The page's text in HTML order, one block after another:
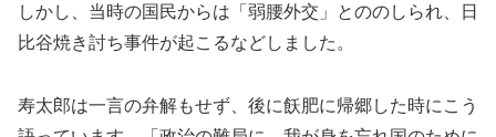
しかし、当時の国民からは「弱腰外交」とののしられ、日
比谷焼き討ち事件が起こるなどしました。
寿太郎は一言の弁解もせず、後に飫肥に帰郷した時にこう